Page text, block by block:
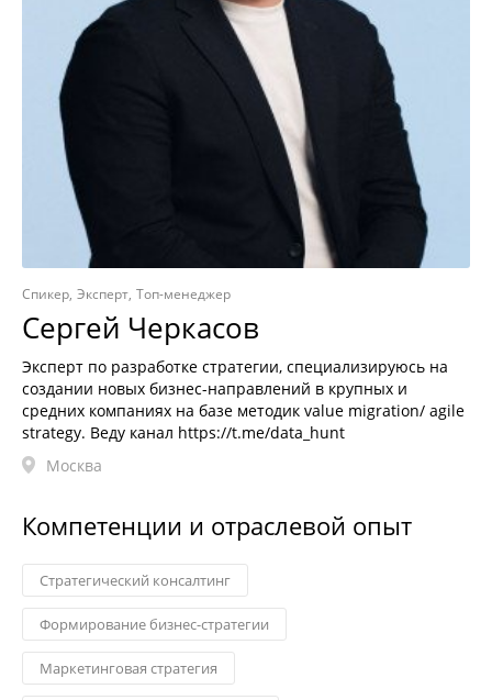
Спикер Эксперт Топ-менеджер
Сергей Черкасов
Эксперт по разработке стратегии, специализируюсь на
создании новых бизнес-направлений в крупных и
средних компаниях на базе методик value migration/ agile
strategy. Веду канал https://t.me/data_hunt
Москва
Компетенции и отраслевой опыт
Стратегический консалтинг
Формирование бизнес-стратегии
Маркетинговая стратегия